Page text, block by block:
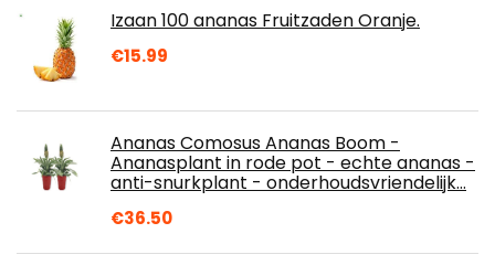
Izaan 100 ananas Fruitzaden Oranje.
€15.99
Ananas Comosus Ananas Boom -
Ananasplant in rode pot - echte ananas -
anti-snurkplant - onderhoudsvriendelijk…
€36.50